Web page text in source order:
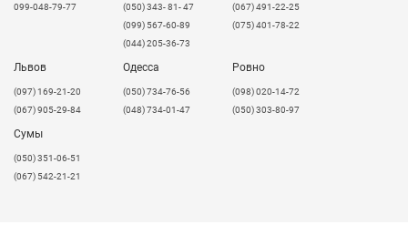
099-048-79-77
(050) 343- 81- 47
(099) 567-60-89
(044) 205-36-73
(067) 491-22-25
(075) 401-78-22
Львов
​(097) 169-21-20
(067) 905-29-84
Одесса
(050) 734-76-56
(048) 734-01-47
Ровно
(098) 020-14-72
(050) 303-80-97
Сумы
(050) 351-06-51
(067) 542-21-21